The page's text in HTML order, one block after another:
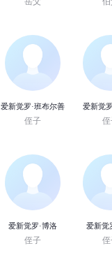
爱新觉罗·班布尔善
侄子
爱新觉
爱新觉罗·博洛
侄子
爱新觉